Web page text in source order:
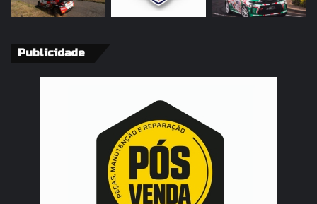
Publicidade